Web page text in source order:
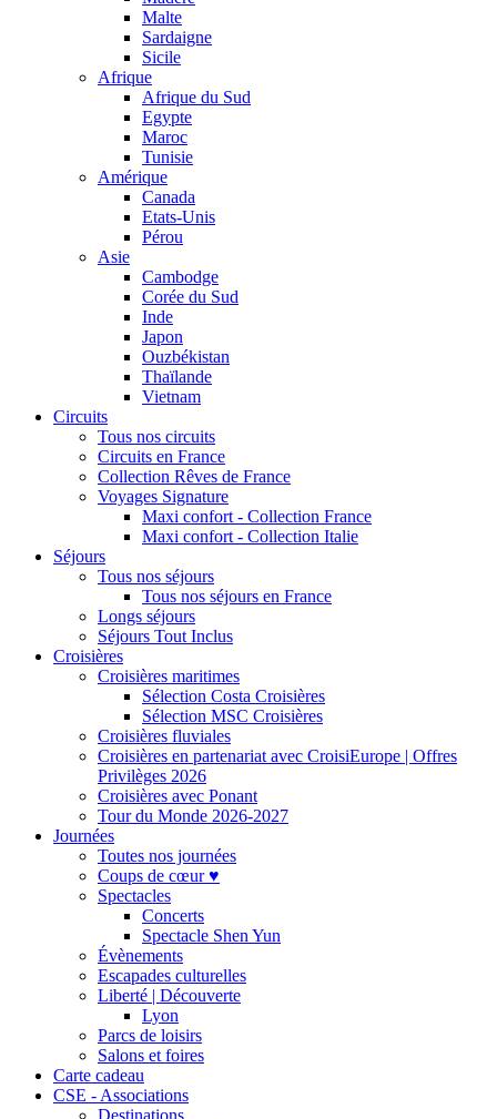
Malte
Sardaigne
Sicile
Afrique
Afrique du Sud
Egypte
Maroc
Tunisie
Amérique
Canada
Etats-Unis
Pérou
Asie
Cambodge
Corée du Sud
Inde
Japon
Ouzbékistan
Thaïlande
Vietnam
Circuits
Tous nos circuits
Circuits en France
Collection Rêves de France
Voyages Signature
Maxi confort - Collection France
Maxi confort - Collection Italie
Séjours
Tous nos séjours
Tous nos séjours en France
Longs séjours
Séjours Tout Inclus
Croisières
Croisières maritimes
Sélection Costa Croisières
Sélection MSC Croisières
Croisières fluviales
Croisières en partenariat avec CroisiEurope | Offres
Privilèges 2026
Croisières avec Ponant
Tour du Monde 2026-2027
Journées
Toutes nos journées
Coups de cœur ♥
Spectacles
Concerts
Spectacle Shen Yun
Évènements
Escapades culturelles
Liberté | Découverte
Lyon
Parcs de loisirs
Salons et foires
Carte cadeau
CSE - Associations
Destinations